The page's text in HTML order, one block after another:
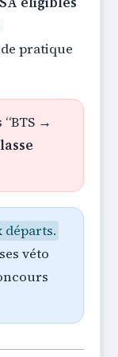
pratique
“BTS →
départs.
véto